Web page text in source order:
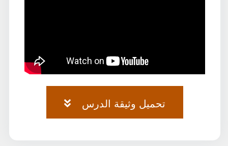
تحميل وثيقة الدرس